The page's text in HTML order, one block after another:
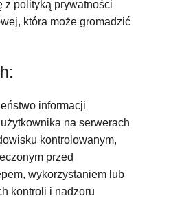
z polityką prywatności
która może gromadzić
informacji
na serwerach
kontrolowanym,
przed
wykorzystaniem lub
kontroli i nadzoru